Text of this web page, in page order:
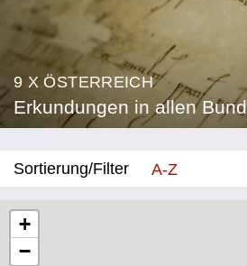
9 X ÖSTERREICH
Erkundungen in allen
Sortierung/Filter
A-Z
+
−